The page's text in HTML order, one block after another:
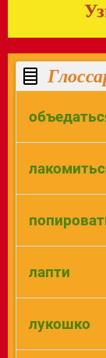
сверх
От слова
лапти
бересты
ступню
лукошко